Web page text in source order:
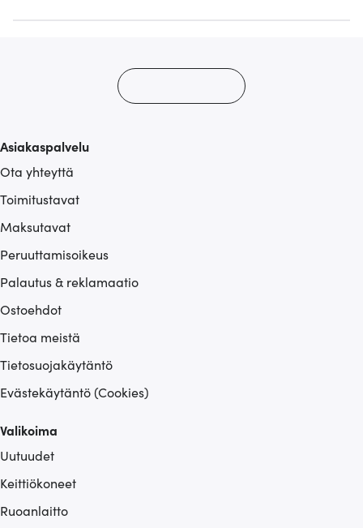
kerätty, kun olet käyttänyt heidän palvelujaan.
Asiakaspalvelu
Ota yhteyttä
Toimitustavat
Maksutavat
Peruuttamisoikeus
Palautus & reklamaatio
Ostoehdot
Tietoa meistä
Tietosuojakäytäntö
Evästekäytäntö (Cookies)
Valikoima
Uutuudet
Keittiökoneet
Ruoanlaitto